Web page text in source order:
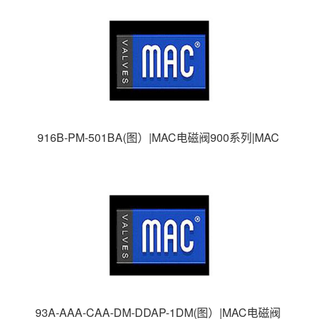
916B-PM-501BA(图）|MAC电磁阀900系列|MAC
93A-AAA-CAA-DM-DDAP-1DM(图）|MAC电磁阀